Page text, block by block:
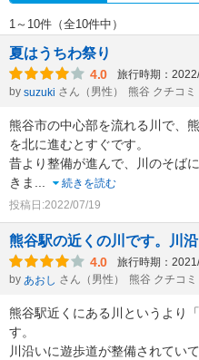
1～10件（全10件中）
夏はうちわ祭り
4.0 旅行時期：
by suzuki さん（男性） 熊谷 クチコ
熊谷市の中心部を流れる川で、
を北に進むとすぐです。
昔より整備が進んで、川のそば
きま ...
続きを読む
投稿日:2022/07/19
熊谷駅の近くの川です。川
4.0 旅行時期：
by あおし さん（男性） 熊谷 クチコ
熊谷駅近くにある川というより
す。
川沿いに遊歩道が整備されてい